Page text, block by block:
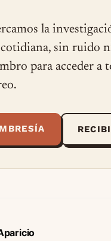
la
sin ruido
para acceder a